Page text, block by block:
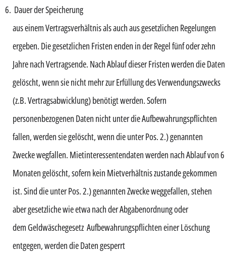
Dauer der Speicherung
aus einem Vertragsverhältnis als auch aus gesetzlichen Regelungen
ergeben. Die gesetzlichen Fristen enden in der Regel fünf oder zehn
Jahre nach Vertragsende. Nach Ablauf dieser Fristen werden die Daten
gelöscht, wenn sie nicht mehr zur Erfüllung des Verwendungszwecks
(z.B. Vertragsabwicklung) benötigt werden. Sofern
personenbezogenen Daten nicht unter die Aufbewahrungspflichten
fallen, werden sie gelöscht, wenn die unter Pos. 2.) genannten
Zwecke wegfallen. Mietinteressentendaten werden nach Ablauf von 6
Monaten gelöscht, sofern kein Mietverhältnis zustande gekommen
ist. Sind die unter Pos. 2.) genannten Zwecke weggefallen, stehen
aber gesetzliche wie etwa nach der Abgabenordnung oder
dem Geldwäschegesetz Aufbewahrungspflichten einer Löschung
entgegen, werden die Daten gesperrt